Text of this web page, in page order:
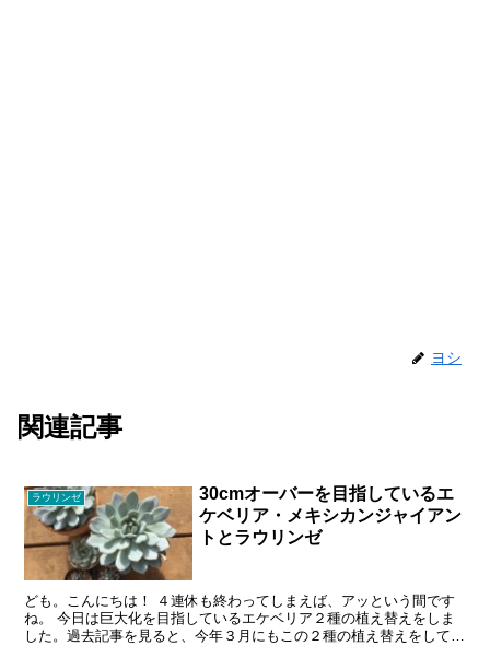
ヨシ
関連記事
ラウリンゼ
30cmオーバーを目指しているエ
ケベリア・メキシカンジャイアン
トとラウリンゼ
ども。こんにちは！ ４連休も終わってしまえば、アッという間です
ね。 今日は巨大化を目指しているエケベリア２種の植え替えをしま
した。過去記事を見ると、今年３月にもこの２種の植え替えをしてい